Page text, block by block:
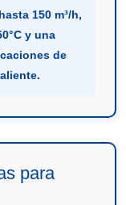
150 m³/h,
y una
de
para